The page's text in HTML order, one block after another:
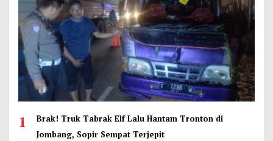
1
Brak! Truk Tabrak Elf Lalu Hantam Tronton di
Jombang, Sopir Sempat Terjepit